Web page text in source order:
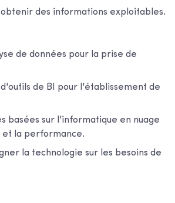
des informations exploitables.
de données pour la prise de
de BI pour l'établissement de
basées sur l'informatique en nuage
et la performance.
la technologie sur les besoins de